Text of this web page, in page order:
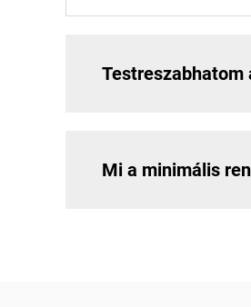
Testreszabhatom
Mi a minimális